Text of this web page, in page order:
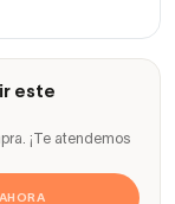
este
¡Te atendemos